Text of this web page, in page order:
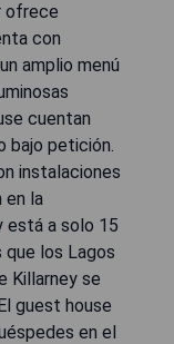
ofrece
con
amplio menú
cuentan
bajo petición.
instalaciones
en la
está a solo 15
que los Lagos
Killarney se
guest house
en el